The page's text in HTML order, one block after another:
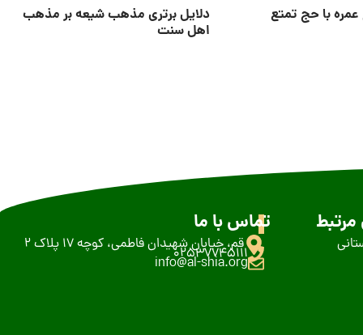
با حج تمتع
دلایل برتری مذهب شیعه بر مذهب
اهل سنت
تماس با ما
قم، خیابان شهیدان فاطمی، کوچه 17 پلاک 2
02537745111
info@al-shia.org